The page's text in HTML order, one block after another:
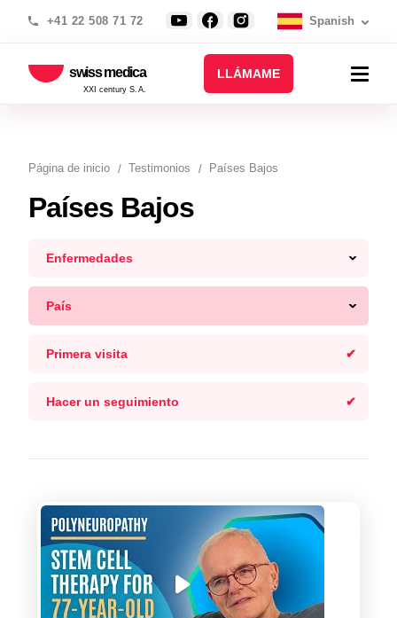
+41 22 508 71 72 Spanish
swiss medica
XXI century S.A.
LLÁMAME
Página de inicio Testimonios Países Bajos
Países Bajos
Enfermedades
País
Primera visita
Hacer un seguimiento